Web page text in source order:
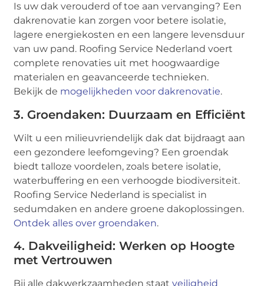
Is uw dak verouderd of toe aan vervanging? Een
dakrenovatie kan zorgen voor betere isolatie,
lagere energiekosten en een langere levensduur
van uw pand. Roofing Service Nederland voert
complete renovaties uit met hoogwaardige
materialen en geavanceerde technieken.
Bekijk de mogelijkheden voor dakrenovatie.
3. Groendaken: Duurzaam en Efficiënt
Wilt u een milieuvriendelijk dak dat bijdraagt aan
een gezondere leefomgeving? Een groendak
biedt talloze voordelen, zoals betere isolatie,
waterbuffering en een verhoogde biodiversiteit.
Roofing Service Nederland is specialist in
sedumdaken en andere groene dakoplossingen.
Ontdek alles over groendaken.
4. Dakveiligheid: Werken op Hoogte
met Vertrouwen
Bij alle dakwerkzaamheden staatveiligheid